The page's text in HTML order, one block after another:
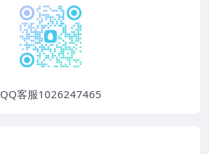
QQ客服1026247465